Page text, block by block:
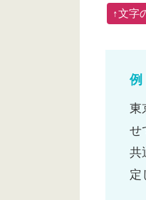
↑文字
例
東
せ
共
定